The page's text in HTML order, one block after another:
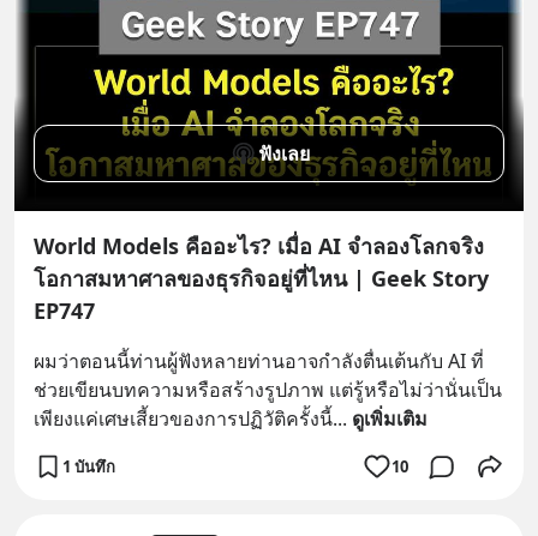
ฟังเลย
World Models คืออะไร? เมื่อ AI จำลองโลกจริง
โอกาสมหาศาลของธุรกิจอยู่ที่ไหน | Geek Story
EP747
ผมว่าตอนนี้ท่านผู้ฟังหลายท่านอาจกำลังตื่นเต้นกับ AI ที่
ช่วยเขียนบทความหรือสร้างรูปภาพ แต่รู้หรือไม่ว่านั่นเป็น
เพียงแค่เศษเสี้ยวของการปฏิวัติครั้งนี้... ดูเพิ่มเติม
1 บันทึก 10